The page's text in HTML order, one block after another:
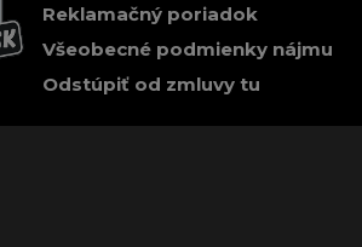
Reklamačný poriadok
Všeobecné podmienky nájmu
Odstúpiť od zmluvy tu